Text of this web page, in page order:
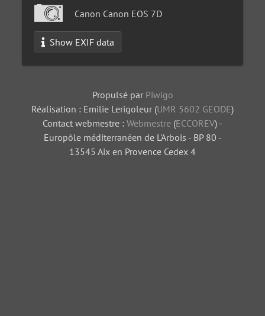
Canon Canon EOS 7D
Show EXIF data
Propulsé par Piwigo
Réalisation : Emilie Lerigoleur (UMR 5602 GEODE)
Contact webmestre : Webmestre (ECCOREV) -
Europôle méditerranéen de L'Arbois - BP 80 -
13545 Aix en Provence Cedex 4